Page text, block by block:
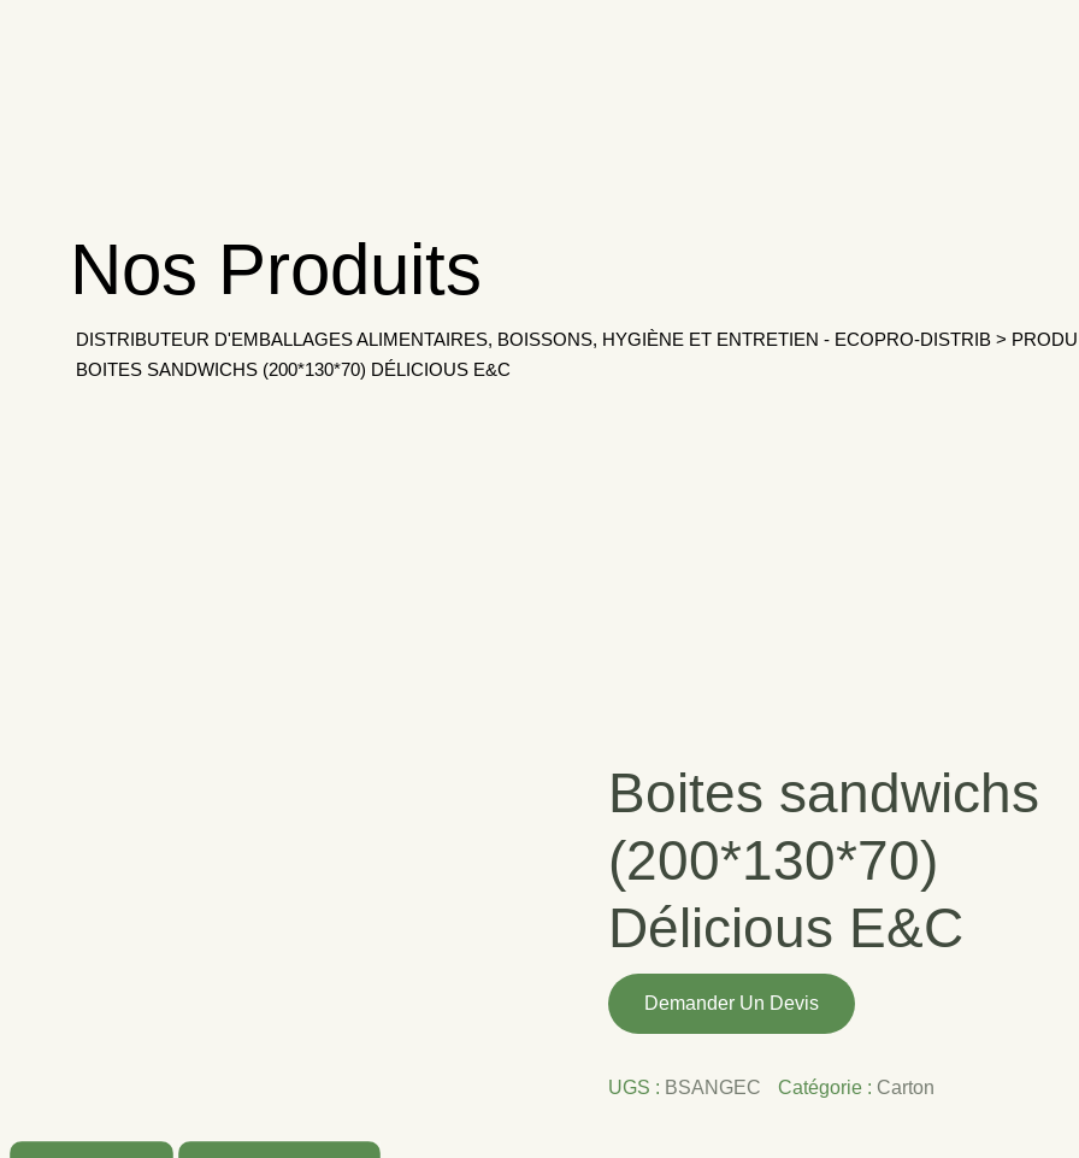
Nos Produits
DISTRIBUTEUR D'EMBALLAGES ALIMENTAIRES, BOISSONS, HYGIÈNE ET ENTRETIEN - ECOPRO-DISTRIB >
BOITES SANDWICHS (200*130*70) DÉLICIOUS E&C
Boites sandwichs
(200*130*70)
Délicious E&C
quantité
de
sandwichs
Demander Un Devis
UGS : BSANGEC Catégorie : Carton